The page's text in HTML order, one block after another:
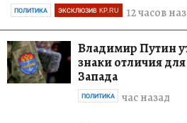
12 часов
ПОЛИТИКА ЭКСКЛЮЗИВ KP.RU
Владимир Путин
знаки отличия
Запада
час назад
ПОЛИТИКА